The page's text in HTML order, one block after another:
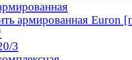
армированная Euron
3